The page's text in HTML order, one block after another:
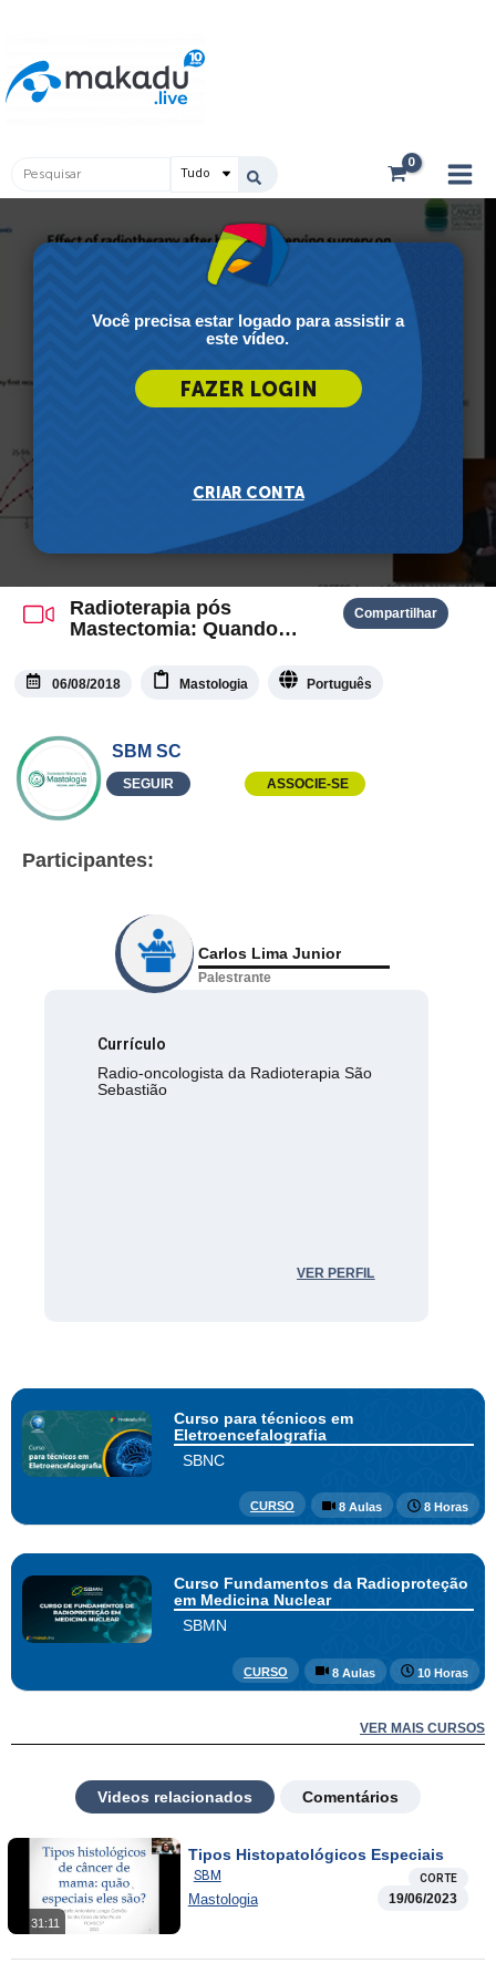
conteúdo
Pesquisar
...
Você precisa estar logado para assistir a
este vídeo.
Radioterapia pós
Mastectomia: Quando
Compartilhar
06/08/2018 Mastologia Português
SBM SC
SEGUIR ASSOCIE-SE
Participantes:
Carlos Lima Junior
Palestrante
Currículo
Radio-oncologista da Radioterapia São
Sebastião
VER PERFIL
Curso para técnicos em
Eletroencefalografia
SBNC
CURSO 8 Aulas 8 Horas
Curso Fundamentos da Radioproteção
em Medicina Nuclear
SBMN
CURSO 8 Aulas 10 Horas
VER MAIS CURSOS
Videos relacionados Comentários
31:11
Tipos Histopatológicos Especiais
SBM CORTE
Mastologia 19/06/2023